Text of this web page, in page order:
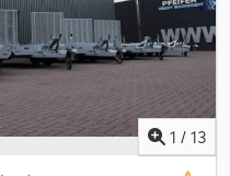
vzduchové odpruženie
* Prepravný box s filcovou
lišty, portálové dvere *
pri 373 576 km v júni
75R17,5 (6/7 mm) *
(7/7, 6/7 mm) ----naša e-
– zabezpečenie krátkodobých
1 / 13